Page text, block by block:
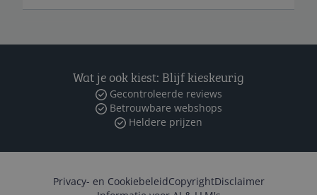
Wat je ook kiest: Blijf kieskeurig
Gecontroleerde reviews
Betrouwbare webshops
Heldere prijzen
Privacy- en CookiebeleidCopyrightDisclaimer